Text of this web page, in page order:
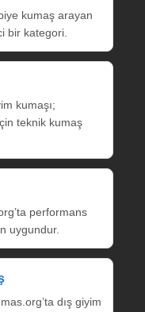
kumaş arayan
bir kategori.
kumaşı;
teknik kumaş
performans
uygundur.
dış giyim